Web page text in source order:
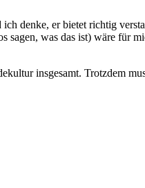
denke, er bietet richtig
sagen, was das ist) wäre
insgesamt. Trotzdem